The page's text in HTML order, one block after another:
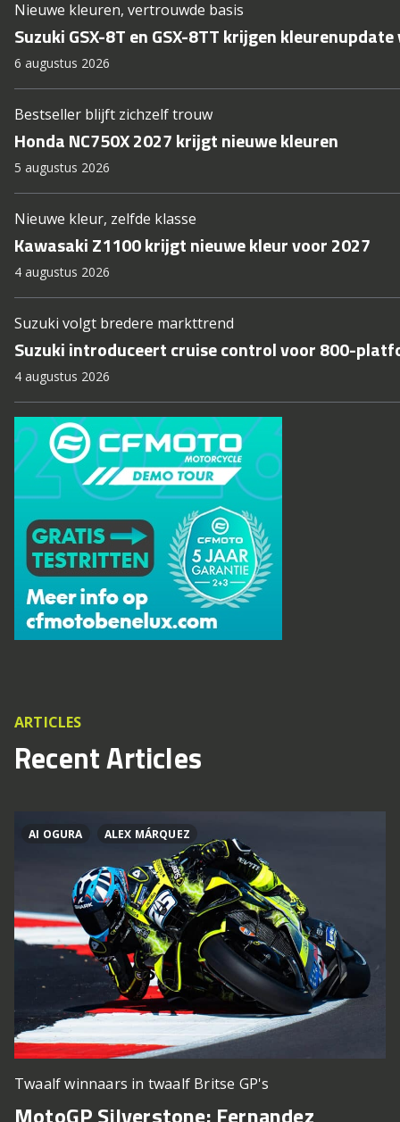
Nieuwe kleuren, vertrouwde basis
Suzuki GSX-8T en GSX-8TT krijgen
6 augustus 2026
Bestseller blijft zichzelf trouw
Honda NC750X 2027 krijgt nieuwe kleuren
5 augustus 2026
Nieuwe kleur, zelfde klasse
Kawasaki Z1100 krijgt nieuwe kleur voor 2027
4 augustus 2026
Suzuki volgt bredere markttrend
Suzuki introduceert cruise control voor 800-
4 augustus 2026
ARTICLES
Recent Articles
AI OGURA ALEX MÁRQUEZ
Twaalf winnaars in twaalf Britse GP's